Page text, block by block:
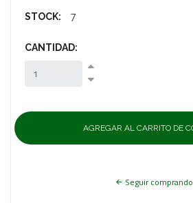
STOCK: 7
CANTIDAD:
Seguir comprando